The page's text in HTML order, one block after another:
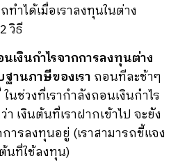
ทำได้เมื่อเราลงทุนในต่าง
วิธี
เงินกำไรจากการลงทุนต่าง
านภาษีของเรา ถอนทีละช้าๆ
นช่วงที่เรากำลังถอนเงินกำไร
เงินต้นที่เราฝากเข้าไป จะยัง
ารลงทุนอยู่ (เราสามารถชี้แจง
นที่ใช้ลงทุน)